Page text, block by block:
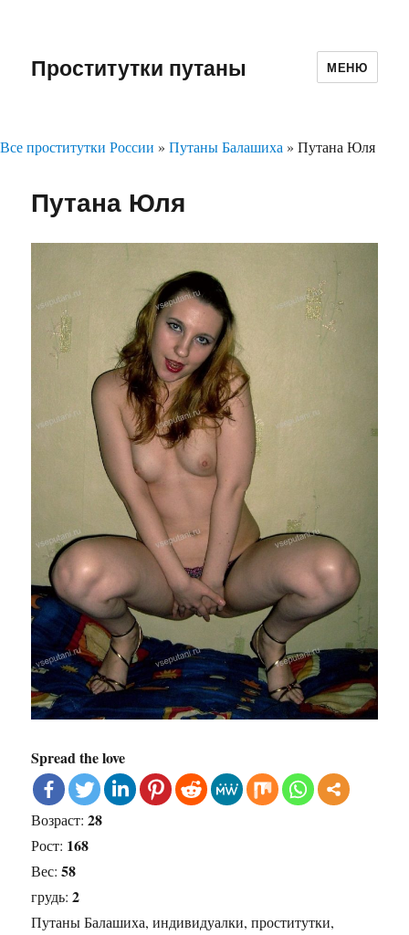
Проститутки путаны МЕНЮ
Все проститутки России » Путаны Балашиха » Путана Юля
Путана Юля
Spread the love
Возраст:28
Рост: 168
Вес:58
грудь:2
Путаны Балашиха, индивидуалки, проститутки,